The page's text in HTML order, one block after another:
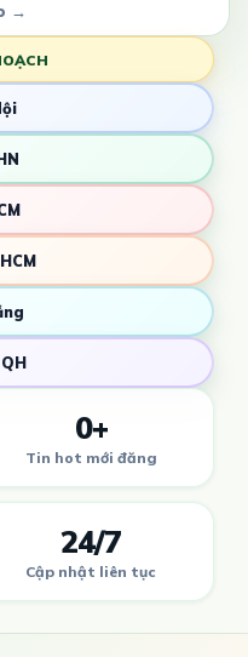
→
0+
Tin hot mới đăng
24/7
Cập nhật liên tục